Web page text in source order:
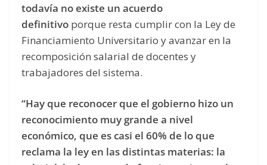
todavía no existe un acuerdo
definitivo porque resta cumplir con la Ley de
Financiamiento Universitario y avanzar en la
recomposición salarial de docentes y
trabajadores del sistema.
“Hay que reconocer que el gobierno hizo un
reconocimiento muy grande a nivel
económico, que es casi el 60% de lo que
reclama la ley en las distintas materias: la